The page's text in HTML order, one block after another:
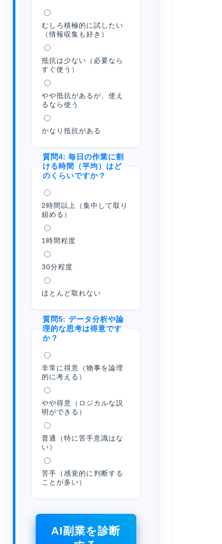
むしろ積極的に試したい
（情報収集も好き）
抵抗は少ない（必要なら
すぐ使う）
やや抵抗があるが、使え
るなら使う
かなり抵抗がある
質問4: 毎日の作業に割
ける時間（平均）はど
のくらいですか？
2時間以上（集中して取り
組める）
1時間程度
30分程度
ほとんど取れない
質問5: データ分析や論
理的な思考は得意です
か？
非常に得意（物事を論理
的に考える）
やや得意（ロジカルな説
明ができる）
普通（特に苦手意識はな
い）
苦手（感覚的に判断する
ことが多い）
AI副業を診断